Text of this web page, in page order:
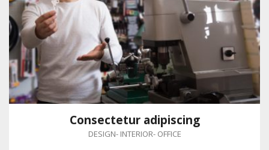
Consectetur adipiscing
DESIGN- INTERIOR- OFFICE